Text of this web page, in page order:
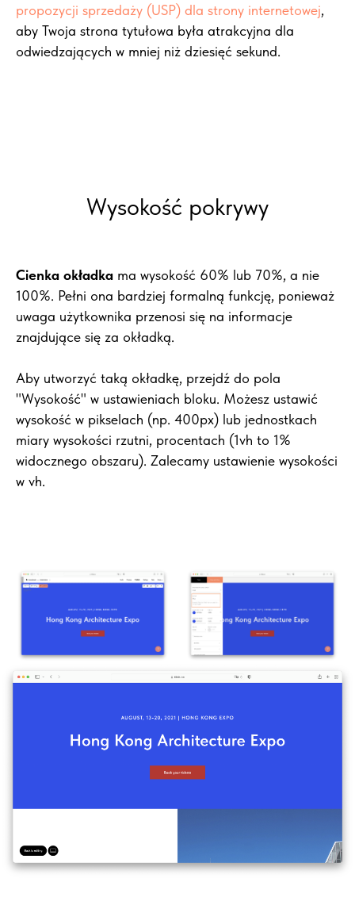
propozycji sprzedaży (USP) dla strony internetowej,
aby Twoja strona tytułowa była atrakcyjna dla
odwiedzających w mniej niż dziesięć sekund.
Wysokość pokrywy
Cienka okładka ma wysokość 60% lub 70%, a nie
100%. Pełni ona bardziej formalną funkcję, ponieważ
uwaga użytkownika przenosi się na informacje
znajdujące się za okładką.
Aby utworzyć taką okładkę, przejdź do pola
"Wysokość" w ustawieniach bloku. Możesz ustawić
wysokość w pikselach (np. 400px) lub jednostkach
miary wysokości rzutni, procentach (1vh to 1%
widocznego obszaru). Zalecamy ustawienie wysokości
w vh.